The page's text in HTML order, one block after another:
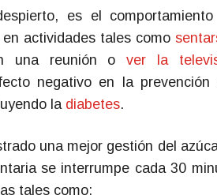
es el
actividades tales como
una reunión over la
negativo en la
la diabetes.
una mejor gestión del
se interrumpe cada 30
tales como: